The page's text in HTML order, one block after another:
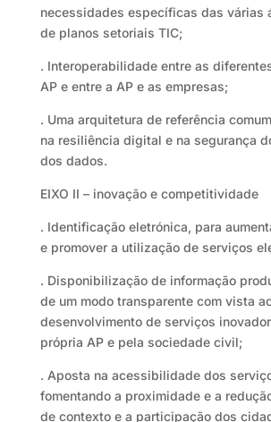
necessidades específicas das várias
de planos setoriais TIC;
. Interoperabilidade entre as
AP e entre a AP e as empresas;
. Uma arquitetura de referência
na resiliência digital e na segurança
dos dados.
EIXO II – inovação e competitividade
. Identificação eletrónica, para
e promover a utilização de serviços
. Disponibilização de informação
de um modo transparente com vista
desenvolvimento de serviços
própria AP e pela sociedade civil;
. Aposta na acessibilidade dos
fomentando a proximidade e a
de contexto e a participação dos